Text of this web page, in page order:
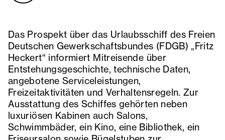
Das Prospekt über das Urlaubsschiff des Freien
Deutschen Gewerkschaftsbundes (FDGB) „Fritz
Heckert“ informiert Mitreisende über
Entstehungsgeschichte, technische Daten,
angebotene Serviceleistungen,
Freizeitaktivitäten und Verhaltensregeln. Zur
Ausstattung des Schiffes gehörten neben
luxuriösen Kabinen auch Salons,
Schwimmbäder, ein Kino, eine Bibliothek, ein